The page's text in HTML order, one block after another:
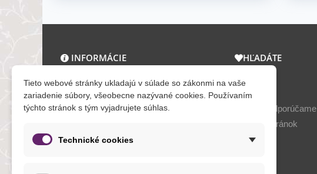
INFORMÁCIE
O nás a kontakt
Obchodné podmienky
Ochrana osobných údajov
Formuláre
HĽADÁTE
Novinky
Teraz odporúčame
Mapa stránok
Tieto webové stránky ukladajú v súlade so zákonmi na vaše
zariadenie súbory, všeobecne nazývané cookies. Používaním
týchto stránok s tým vyjadrujete súhlas.
Technické cookies